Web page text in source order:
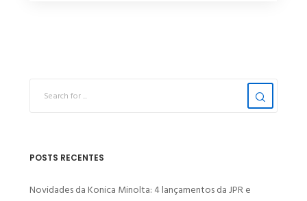
POSTS RECENTES
Novidades da Konica Minolta: 4 lançamentos da JPR e